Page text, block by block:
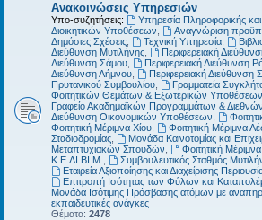
Ανακοινώσεις Υπηρεσιών
Υπο-συζητήσεις: Υπηρεσία Πληροφορικής
Διοικητικών Υποθέσεων
Αναγνώριση
Δημόσιες Σχέσεις
Τεχνική Υπηρεσία,
Διεύθυνση Μυτιλήνης
Περιφερειακή
Διεύθυνση Σάμου
Περιφερειακή Διεύθυνση
Διεύθυνση Λήμνου
Περιφερειακή Διεύθυνση
Πρυτανικού Συμβουλίου
Γραμματεία
Φοιτητικών Θεμάτων & Εξωτερικών Υποθέσεων
Γραφείο Ακαδημαϊκών Προγραμμάτων &
Διεύθυνση Οικονομικών Υποθέσεων
Φοιτητική Μέριμνα Χίου
Φοιτητική Μέριμνα
Σταδιοδρομίας
Μονάδα Καινοτομίας και
Μεταπτυχιακών Σπουδών
Φοιτητική
Κ.Ε.ΔΙ.ΒΙ.Μ.
Συμβουλευτικός Σταθμός
Εταιρεία Αξιοποίησης και Διαχείρισης
Επιτροπή Ισότητας των Φύλων και
Μονάδα Ισότιμης Πρόσβασης ατόμων με
εκπαιδευτικές ανάγκες
Θέματα: 2478